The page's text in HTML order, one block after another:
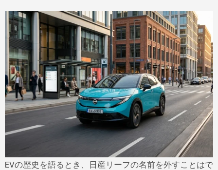
EVの歴史を語るとき、日産リーフの名前を外すことはで